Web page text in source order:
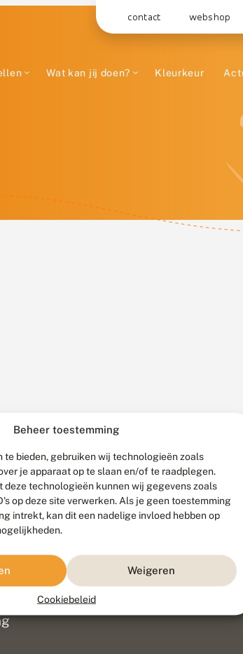
Beheer toestemming
te bieden, gebruiken wij technologieën zoals
je apparaat op te slaan en/of te raadplegen.
deze technologieën kunnen wij gegevens zoals
op deze site verwerken. Als je geen toestemming
intrekt, kan dit een nadelige invloed hebben op
Weigeren
Cookiebeleid
contact webshop
Wat kan jij doen? Kleurkeur
Go2People, ontworpen door